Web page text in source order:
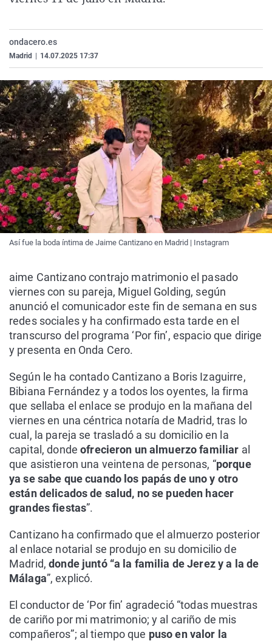
Gente viajera
Retornados
Galicia
País Vasco
Televisión
ondacero.es
Madrid 14.07.2025 17:37
Así fue la boda íntima de Jaime Cantizano en Madrid | Instagram
aime Cantizano contrajo matrimonio el pasado
viernes con su pareja, Miguel Golding, según
anunció el comunicador este fin de semana en sus
redes sociales y ha confirmado esta tarde en el
transcurso del programa ‘Por fin’, espacio que dirige
y presenta en Onda Cero.
Según le ha contado Cantizano a Boris Izaguirre,
Bibiana Fernández y a todos los oyentes, la firma
que sellaba el enlace se produjo en la mañana del
viernes en una céntrica notaría de Madrid, tras lo
cual, la pareja se trasladó a su domicilio en la
capital, dondeofrecieron un almuerzo familiar al
que asistieron una veintena de personas, “porque
ya se sabe que cuando los papás de uno y otro
están delicados de salud, no se pueden hacer
grandes fiestas”.
Cantizano ha confirmado que el almuerzo posterior
al enlace notarial se produjo en su domicilio de
Madrid, donde juntó “a la familia de Jerez y a la de
Málaga”, explicó.
El conductor de ‘Por fin’ agradeció “todas muestras
de cariño por mi matrimonio; y al cariño de mis
compañeros”; al tiempo que puso en valor la